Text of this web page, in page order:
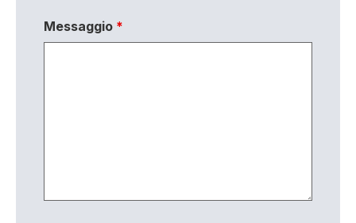
Messaggio *